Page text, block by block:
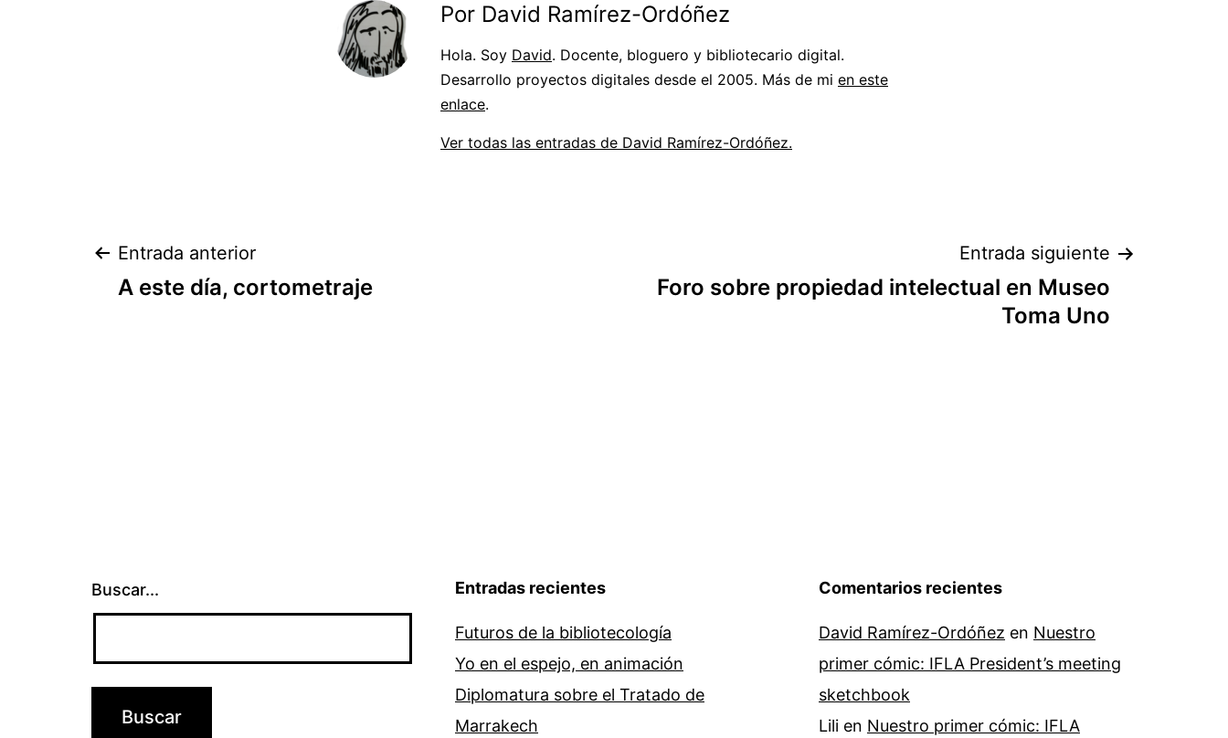
Por David Ramírez-Ordóñez
Hola. Soy David. Docente, bloguero y bibliotecario digital.
Desarrollo proyectos digitales desde el 2005. Más de mi en este
enlace.
Ver todas las entradas de David Ramírez-Ordóñez.
Navegación
Entrada anterior
A este día, cortometraje
Entrada siguiente
Foro sobre propiedad intelectual en Museo
Toma Uno
Buscar... Entradas recientes
Futuros de la bibliotecología
Yo en el espejo, en animación
Diplomatura sobre el Tratado de
Marrakech
Comentarios recientes
David Ramírez-Ordóñez en Nuestro
primer cómic: IFLA President’s meeting
sketchbook
Lili en Nuestro primer cómic: IFLA